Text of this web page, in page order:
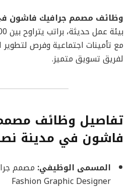
وظائف مصمم جرافيك فاشون
مع تأمينات اجتماعية وفرص لتطوير
لفريق تسويق متميز.
تفاصيل وظائف
فاشون في مدينة
المسمى الوظيفي: مصمم
Fashion Graphic Designer